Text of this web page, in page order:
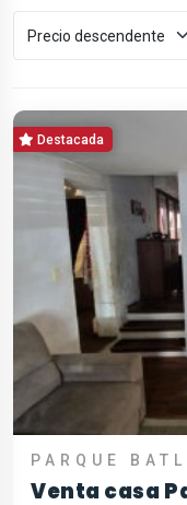
Destacada
PARQUE
Venta casa